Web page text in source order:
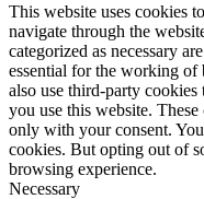
This website uses cookies
navigate through the
categorized as necessary
essential for the working of
also use third-party
you use this website.
only with your consent.
cookies. But opting out of
browsing experience.
Necessary